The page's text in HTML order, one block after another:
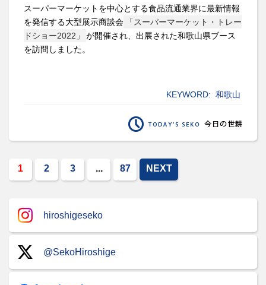
スーパーマーケットを中心とする食品流通業界に最新情報
を発信する大型展示商談会
「スーパーマーケット・トレー
ドショー2022」
が開催され、出展された和歌山県ブース
を訪問しました。
KEYWORD: 和歌山
1 2 3 ... 87 NEXT
hiroshigeseko
@SekoHiroshige